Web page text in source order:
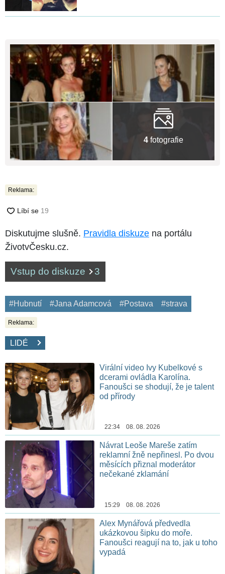
4 fotografie
Reklama:
Diskutujme slušně. Pravidla diskuze na portálu
ŽivotvČesku.cz.
Vstup do diskuze 3
#Hubnutí #Jana Adamcová #Postava #strava
Reklama:
LIDÉ
Virální video Ivy Kubelkové s
dcerami ovládla Karolína.
Fanoušci se shodují, že je talent
od přírody
22:34 08. 08. 2026
Návrat Leoše Mareše zatím
reklamní žně nepřinesl. Po dvou
měsících přiznal moderátor
nečekané zklamání
15:29 08. 08. 2026
Alex Mynářová předvedla
ukázkovou šipku do moře.
Fanoušci reagují na to, jak u toho
vypadá